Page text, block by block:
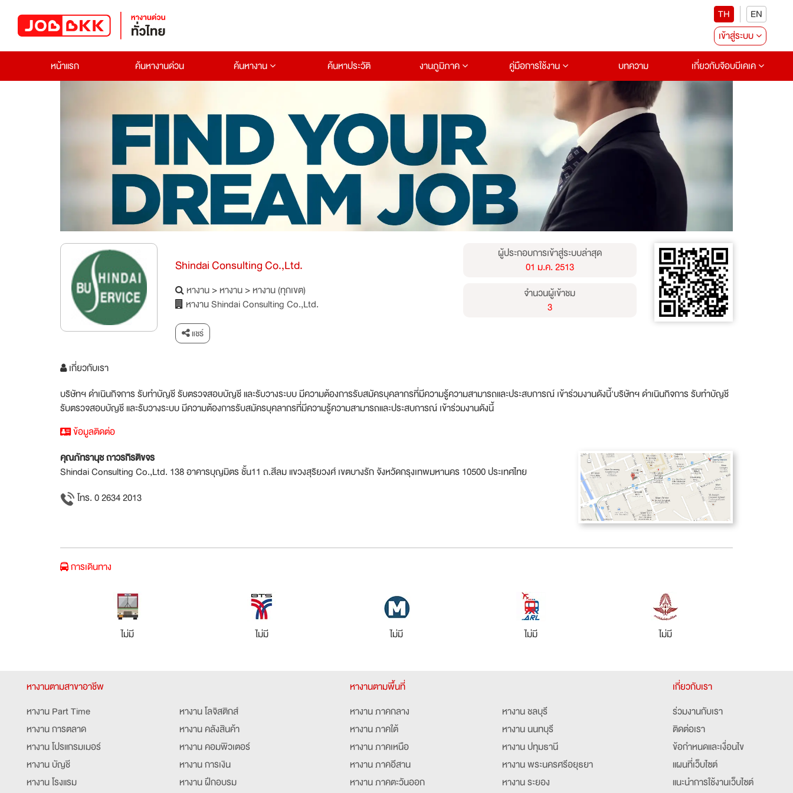
TH
EN
เข้าสู่ระบบ
หน้าแรก
ค้นหางานด่วน ค้นหางาน ค้นหาประวัติ งานภูมิภาค คู่มือการใช้งาน บทความ เกี่ยวกับจ๊อบบีเคเค
Shindai Consulting Co.,Ltd.
หางาน>หางาน>หางาน (ทุกเขต)
หางาน Shindai Consulting Co.,Ltd.
แชร์
ผู้ประกอบการเข้าสู่ระบบล่าสุด
01 ม.ค. 2513
จำนวนผู้เข้าชม
3
เกี่ยวกับเรา
บริษัทฯ ดำเนินกิจการ รับทำบัญชี รับตรวจสอบบัญชี และรับวางระบบ มีความต้องการรับสมัครบุคลากรที่มีความรู้ความสามารถและประสบการณ์ เข้าร่วมงานดังนี้'บริษัทฯ ดำเนินกิจการ รับทำบัญชี
รับตรวจสอบบัญชี และรับวางระบบ มีความต้องการรับสมัครบุคลากรที่มีความรู้ความสามารถและประสบการณ์ เข้าร่วมงานดังนี้
ข้อมูลติดต่อ
คุณภัทรานุช ถาวรกิรติขจร
Shindai Consulting Co.,Ltd. 138 อาคารบุญมิตร ชั้น11 ถ.สีลม แขวงสุริยวงศ์ เขตบางรัก จังหวัดกรุงเทพมหานคร 10500 ประเทศไทย
โทร. 0 2634 2013
การเดินทาง
ไม่มี ไม่มี ไม่มี ไม่มี ไม่มี
หางานตามสาขาอาชีพ
หางาน Part Time
หางาน การตลาด
หางาน โปรแกรมเมอร์
หางาน บัญชี
หางาน โรงแรม
หางาน โลจิสติกส์
หางาน คลังสินค้า
หางาน คอมพิวเตอร์
หางาน การเงิน
หางาน ฝึกอบรม
หางานตามพื้นที่
หางาน ภาคกลาง
หางาน ภาคใต้
หางาน ภาคเหนือ
หางาน ภาคอีสาน
หางาน ภาคตะวันออก
หางาน ชลบุรี
หางาน นนทบุรี
หางาน ปทุมธานี
หางาน พระนครศรีอยุธยา
หางาน ระยอง
เกี่ยวกับเรา
ร่วมงานกับเรา
ติดต่อเรา
ข้อกำหนดและเงื่อนไข
แผนที่เว็บไซต์
แนะนำการใช้งานเว็บไซต์